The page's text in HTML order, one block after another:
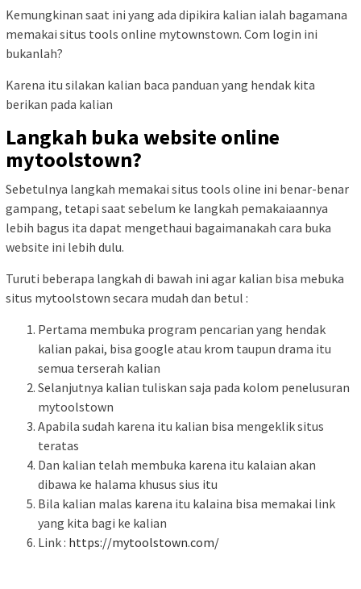
Kemungkinan saat ini yang ada dipikira kalian ialah bagamana
memakai situs tools online mytownstown. Com login ini
bukanlah?
Karena itu silakan kalian baca panduan yang hendak kita
berikan pada kalian
Langkah buka website online
mytoolstown?
Sebetulnya langkah memakai situs tools oline ini benar-benar
gampang, tetapi saat sebelum ke langkah pemakaiaannya
lebih bagus ita dapat mengethaui bagaimanakah cara buka
website ini lebih dulu.
Turuti beberapa langkah di bawah ini agar kalian bisa mebuka
situs mytoolstown secara mudah dan betul :
Pertama membuka program pencarian yang hendak
kalian pakai, bisa google atau krom taupun drama itu
semua terserah kalian
Selanjutnya kalian tuliskan saja pada kolom penelusuran
mytoolstown
Apabila sudah karena itu kalian bisa mengeklik situs
teratas
Dan kalian telah membuka karena itu kalaian akan
dibawa ke halama khusus sius itu
Bila kalian malas karena itu kalaina bisa memakai link
yang kita bagi ke kalian
Link : https://mytoolstown.com/